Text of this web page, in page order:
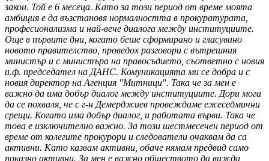
закон. Той е 6 месеца. Като за този период от време моята
амбиция е да възстановя нормалността в прокуратурата,
професионализма и най-вече диалога между институциите.
Още в първите дни, когато беше сформирано и гласувано
новото правителство, проведох разговори с вътрешния
министър и с министъра на правосъдието, съответно с новия
и.ф. председател на ДАНС. Комуникацията ми се добра и с
новия директор на Агенция "Митници". Така че за мен е
важно да има добър диалог между институциите. Дори мога
да се похваля, че с г-н Демерджиев провеждаме ежеседмични
срещи. Когато има добър диалог, и работата върви. Така че
това е изключително важно. За този шестмесечен период от
време от колегите прокурори и следователи очаквам да са
активни. Като казвам активни, обаче нямам предвид само
показно активни. За мен е важно обществото да вижда